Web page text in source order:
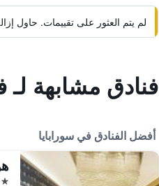
لم يتم العثور على تقييمات. حاول
فنادق مشابهة لـ
أفضل الفنادق في سورابايا
5 نجوم